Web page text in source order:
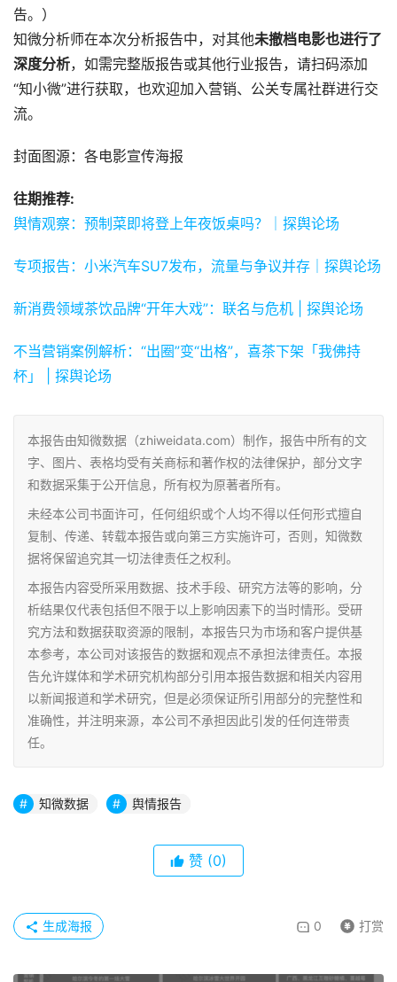
告。）
知微分析师在本次分析报告中，对其他未撤档电影也进行了
深度分析，如需完整版报告或其他行业报告，请扫码添加
“知小微”进行获取，也欢迎加入营销、公关专属社群进行交
流。
封面图源：各电影宣传海报
往期推荐:
舆情观察：预制菜即将登上年夜饭桌吗？｜探舆论场
专项报告：小米汽车SU7发布，流量与争议并存｜探舆论场
新消费领域茶饮品牌“开年大戏”：联名与危机 | 探舆论场
不当营销案例解析：“出圈”变“出格”，喜茶下架「我佛持
杯」 | 探舆论场
本报告由知微数据（zhiweidata.com）制作，报告中所有的文
字、图片、表格均受有关商标和著作权的法律保护，部分文字
和数据采集于公开信息，所有权为原著者所有。
未经本公司书面许可，任何组织或个人均不得以任何形式擅自
复制、传递、转载本报告或向第三方实施许可，否则，知微数
据将保留追究其一切法律责任之权利。
本报告内容受所采用数据、技术手段、研究方法等的影响，分
析结果仅代表包括但不限于以上影响因素下的当时情形。受研
究方法和数据获取资源的限制，本报告只为市场和客户提供基
本参考，本公司对该报告的数据和观点不承担法律责任。本报
告允许媒体和学术研究机构部分引用本报告数据和相关内容用
以新闻报道和学术研究，但是必须保证所引用部分的完整性和
准确性，并注明来源，本公司不承担因此引发的任何连带责
任。
知微数据 舆情报告
赞 (0)
0 打赏
生成海报